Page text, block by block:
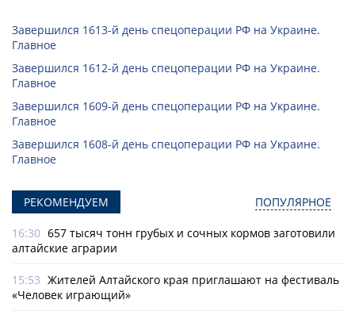
Завершился 1613-й день спецоперации РФ на Украине.
Главное
Завершился 1612-й день спецоперации РФ на Украине.
Главное
Завершился 1609-й день спецоперации РФ на Украине.
Главное
Завершился 1608-й день спецоперации РФ на Украине.
Главное
РЕКОМЕНДУЕМ ПОПУЛЯРНОЕ
16:30 657 тысяч тонн грубых и сочных кормов заготовили
алтайские аграрии
15:53 Жителей Алтайского края приглашают на фестиваль
«Человек играющий»